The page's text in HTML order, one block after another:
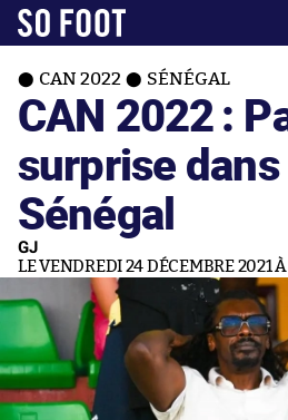
CAN 2022 SÉNÉGAL
CAN 2022 :
surprise
Sénégal
GJ
LE VENDREDI 24 DÉCEMBRE 2021 À